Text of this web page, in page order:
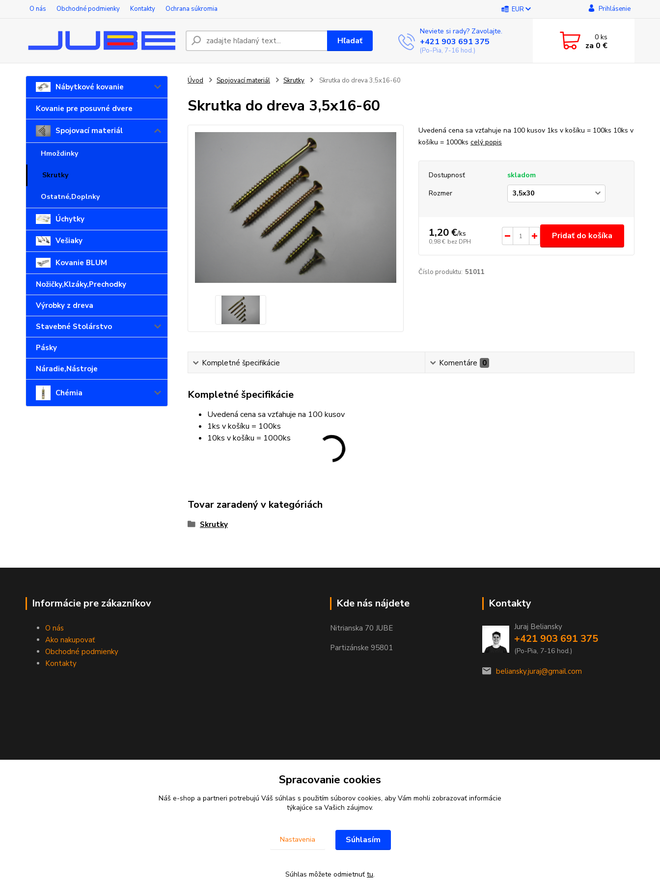
O nás Obchodné podmienky Kontakty Ochrana súkromia EUR Prihlásenie
Hľadať
Neviete si rady? Zavolajte.
+421 903 691 375
(Po-Pia, 7-16 hod.)
0ks
za 0 €
Nábytkové kovanie
Kovanie pre posuvné dvere
Spojovací materiál
Hmoždinky
Skrutky
Ostatné,Doplnky
Úchytky
Vešiaky
Kovanie BLUM
Nožičky,Klzáky,Prechodky
Výrobky z dreva
Stavebné Stolárstvo
Pásky
Náradie,Nástroje
Chémia
Úvod Spojovací materiál Skrutky Skrutka do dreva 3,5x16-60
Skrutka do dreva 3,5x16-60
Uvedená cena sa vzťahuje na 100 kusov 1ks v košíku = 100ks 10ks v
košíku = 1000ks celý popis
Dostupnosť
skladom
Rozmer
1,20 €/ks
0,98 € bez DPH
Pridať do košíka
Číslo produktu: 51011
Kompletné špecifikácie Komentáre 0
Kompletné špecifikácie
Uvedená cena sa vzťahuje na 100 kusov
1ks v košíku = 100ks
10ks v košíku = 1000ks
Tovar zaradený v kategóriách
Skrutky
Informácie pre zákazníkov
O nás
Ako nakupovať
Obchodné podmienky
Kontakty
Kde nás nájdete
Nitrianska 70 JUBE
Partizánske 95801
Kontakty
Juraj Beliansky
+421 903 691 375
(Po-Pia, 7-16 hod.)
beliansky.juraj@gmail.com
Spracovanie cookies
Náš e-shop a partneri potrebujú Váš súhlas s použitím súborov cookies, aby Vám mohli zobrazovať informácie
týkajúce sa Vašich záujmov.
Nastavenia Súhlasím
Súhlas môžete odmietnuť tu.